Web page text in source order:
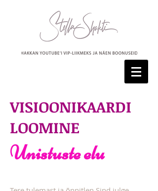
VISIOONIKAARDI
LOOMINE
Unistuste elu